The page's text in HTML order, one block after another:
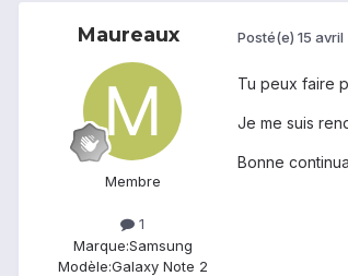
Maureaux
Membre
1
Marque:Samsung
Modèle:Galaxy Note 2
Posté(e) 15 avril
Tu peux faire
Je me suis
Bonne